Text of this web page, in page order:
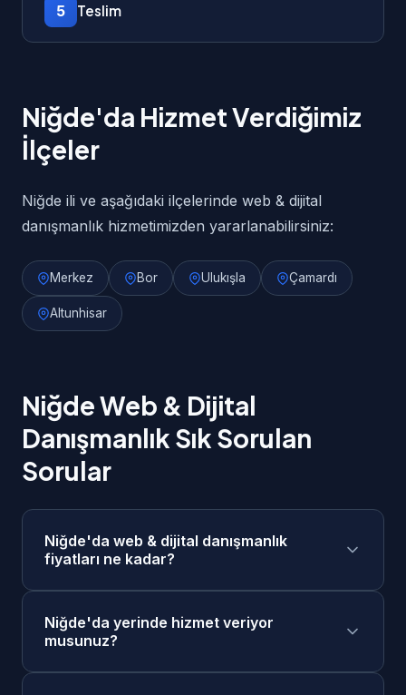
5 Teslim
Niğde'da Hizmet Verdiğimiz
İlçeler
Niğde ili ve aşağıdaki ilçelerinde web & dijital
danışmanlık hizmetimizden yararlanabilirsiniz:
Merkez Bor Ulukışla Çamardı
Altunhisar
Niğde Web & Dijital
Danışmanlık Sık Sorulan
Sorular
Niğde'da web & dijital danışmanlık
fiyatları ne kadar?
2.000₺ - 10.000₺/gün aralığındadır. Projenizin
kapsamına göre ücretsiz keşif görüşmesi
sonrasında size özel fiyat teklifi sunuyoruz.
Niğde'da yerinde hizmet veriyor
musunuz?